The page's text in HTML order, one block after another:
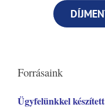
Forrásaink
Ügyfelünkkel